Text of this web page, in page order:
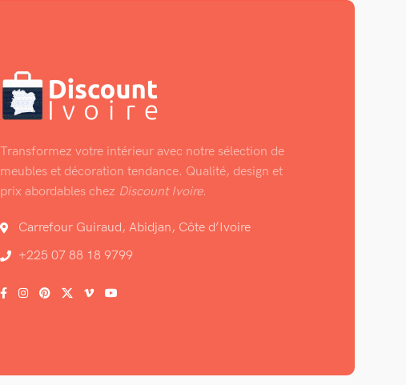
Transformez votre intérieur avec notre sélection de
meubles et décoration tendance. Qualité, design et
prix abordables chez Discount Ivoire.
Carrefour Guiraud, Abidjan, Côte d’Ivoire
+225 07 88 18 9799